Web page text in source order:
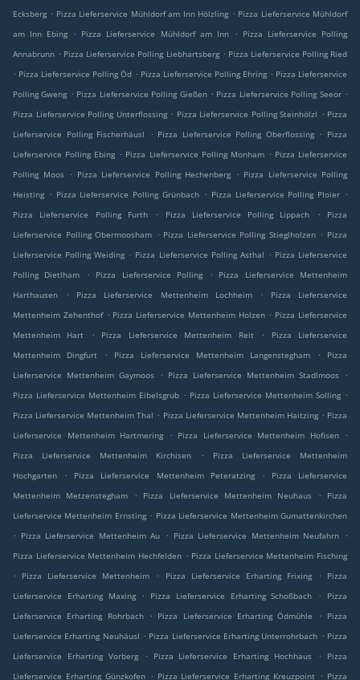
Ecksberg . Pizza Lieferservice Mühldorf am Inn Hölzling . Pizza Lieferservice Mühldorf
am Inn Ebing
. Pizza Lieferservice Mühldorf am Inn . Pizza Lieferservice Polling
Annabrunn . Pizza Lieferservice Polling Liebhartsberg . Pizza Lieferservice Polling Ried
. Pizza Lieferservice Polling Öd . Pizza Lieferservice Polling Ehring . Pizza Lieferservice
Polling Gweng . Pizza Lieferservice Polling Gießen . Pizza Lieferservice Polling Seeor .
Pizza Lieferservice Polling Unterflossing . Pizza Lieferservice Polling Steinhölzl . Pizza
Lieferservice Polling Fischerhäusl
. Pizza Lieferservice Polling Oberflossing . Pizza
Lieferservice Polling Ebing . Pizza Lieferservice Polling Monham . Pizza Lieferservice
Polling Moos
. Pizza Lieferservice Polling Hechenberg . Pizza Lieferservice Polling
Heisting . Pizza Lieferservice Polling Grünbach . Pizza Lieferservice Polling Ploier .
Pizza Lieferservice Polling Furth
. Pizza Lieferservice Polling Lippach .
Pizza
Lieferservice Polling Obermoosham . Pizza Lieferservice Polling Stieglholzen . Pizza
Lieferservice Polling Weiding . Pizza Lieferservice Polling Asthal . Pizza Lieferservice
Polling Dietlham
. Pizza Lieferservice Polling .
Pizza Lieferservice Mettenheim
Harthausen
. Pizza Lieferservice Mettenheim Lochheim .
Pizza Lieferservice
Mettenheim Zehenthof . Pizza Lieferservice Mettenheim Holzen . Pizza Lieferservice
Mettenheim Hart
. Pizza Lieferservice Mettenheim Reit .
Pizza Lieferservice
Mettenheim Dingfurt
. Pizza Lieferservice Mettenheim Langenstegham .
Pizza
Lieferservice Mettenheim Gaymoos
. Pizza Lieferservice Mettenheim Stadlmoos
.
Pizza Lieferservice Mettenheim Eibelsgrub . Pizza Lieferservice Mettenheim Solling .
Pizza Lieferservice Mettenheim Thal . Pizza Lieferservice Mettenheim Haitzing . Pizza
Lieferservice Mettenheim Hartmering
. Pizza Lieferservice Mettenheim Hofisen
.
Pizza Lieferservice Mettenheim Kirchisen
.
Pizza Lieferservice Mettenheim
Hochgarten
. Pizza Lieferservice Mettenheim Peteratzing .
Pizza Lieferservice
Mettenheim Metzenstegham
. Pizza Lieferservice Mettenheim Neuhaus .
Pizza
Lieferservice Mettenheim Ernsting . Pizza Lieferservice Mettenheim Gumattenkirchen
. Pizza Lieferservice Mettenheim Au . Pizza Lieferservice Mettenheim Neufahrn
.
Pizza Lieferservice Mettenheim Hechfelden . Pizza Lieferservice Mettenheim Fisching
.
Pizza Lieferservice Mettenheim . Pizza Lieferservice Erharting Frixing .
Pizza
Lieferservice Erharting Maxing
. Pizza Lieferservice Erharting Schoßbach .
Pizza
Lieferservice Erharting Rohrbach
. Pizza Lieferservice Erharting Ödmühle . Pizza
Lieferservice Erharting Neuhäusl . Pizza Lieferservice Erharting Unterrohrbach . Pizza
Lieferservice Erharting Vorberg
. Pizza Lieferservice Erharting Hochhaus .
Pizza
Lieferservice Erharting Günzkofen . Pizza Lieferservice Erharting Kreuzpoint . Pizza